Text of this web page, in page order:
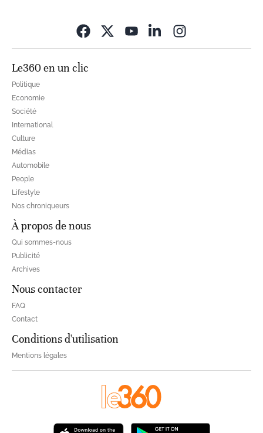
Le360 en un clic
Politique
Economie
Société
International
Culture
Médias
Automobile
People
Lifestyle
Nos chroniqueurs
À propos de nous
Qui sommes-nous
Publicité
Archives
Nous contacter
FAQ
Contact
Conditions d'utilisation
Mentions légales